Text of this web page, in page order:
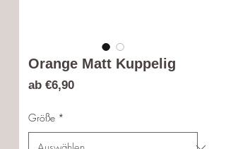
Orange Matt Kuppelig
ab €6,90Sale-
Größe *